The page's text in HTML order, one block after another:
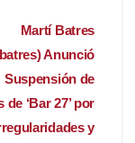
Martí Batres
Anunció
Suspensión de
‘Bar 27’ por
y